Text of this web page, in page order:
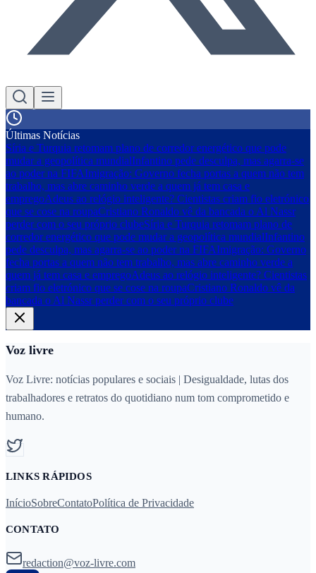
Últimas Notícias
Síria e Turquia retomam plano de corredor energético que pode
mudar a geopolítica mundialInfantino pede desculpa, mas agarra-se
ao poder na FIFAImigração: Governo fecha portas a quem não tem
trabalho, mas abre caminho verde a quem já tem casa e
empregoAdeus ao relógio inteligente? Cientistas criam fio eletrónico
que se cose na roupaCristiano Ronaldo vê da bancada o Al Nassr
perder com o seu próprio clubeSíria e Turquia retomam plano de
corredor energético que pode mudar a geopolítica mundialInfantino
pede desculpa, mas agarra-se ao poder na FIFAImigração: Governo
fecha portas a quem não tem trabalho, mas abre caminho verde a
quem já tem casa e empregoAdeus ao relógio inteligente? Cientistas
criam fio eletrónico que se cose na roupaCristiano Ronaldo vê da
bancada o Al Nassr perder com o seu próprio clube
Voz livre
Voz Livre: notícias populares e sociais | Desigualdade, lutas dos
trabalhadores e retratos do quotidiano num tom comprometido e
humano.
LINKS RÁPIDOS
InícioSobreContatoPolítica de Privacidade
CONTATO
redaction@voz-livre.com